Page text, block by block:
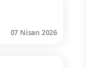
07 Nisan 2026